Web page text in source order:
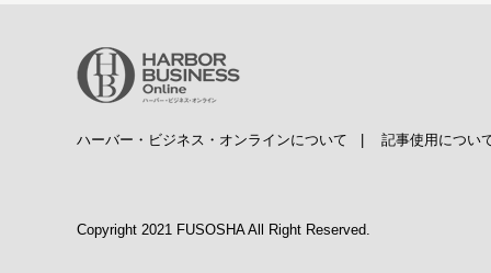
ハーバー・ビジネス・オンラインについて 記事使用につい
Copyright 2021 FUSOSHA All Right Reserved.